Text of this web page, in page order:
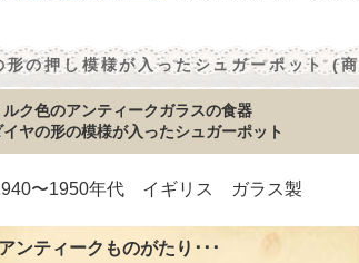
の押し模様が入ったシュガーポット (商
ルク色のアンティークガラスの食器
イヤの形の模様が入ったシュガーポット
〜1950年代 イギリス ガラス製
アンティークものがたり･･･